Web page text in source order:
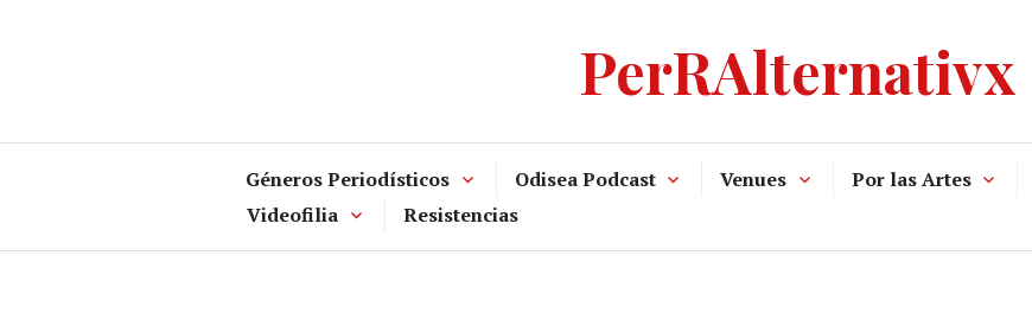
PerRAlternativx
Géneros Periodísticos Odisea Podcast Venues Por las Artes
Videofilia
Resistencias